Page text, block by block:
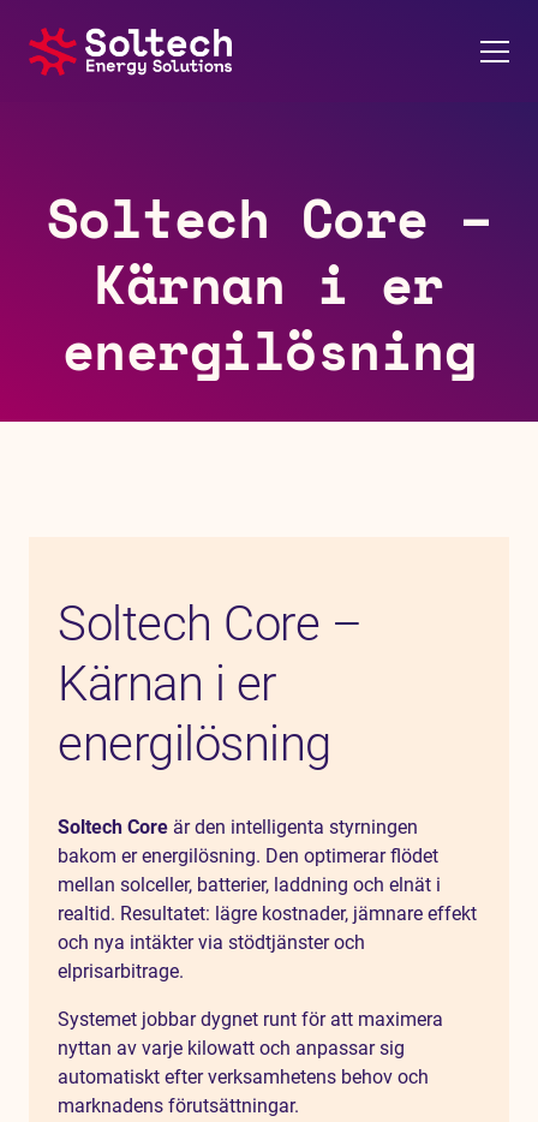
Energilösningar
Referenser
Soltech Core –
Kärnan i er
energilösning
Soltech Core –
Kärnan i er
energilösning
Soltech Core är den intelligenta styrningen
bakom er energilösning. Den optimerar flödet
mellan solceller, batterier, laddning och elnät i
realtid. Resultatet: lägre kostnader, jämnare effekt
och nya intäkter via stödtjänster och
elprisarbitrage.
Systemet jobbar dygnet runt för att maximera
nyttan av varje kilowatt och anpassar sig
automatiskt efter verksamhetens behov och
marknadens förutsättningar.